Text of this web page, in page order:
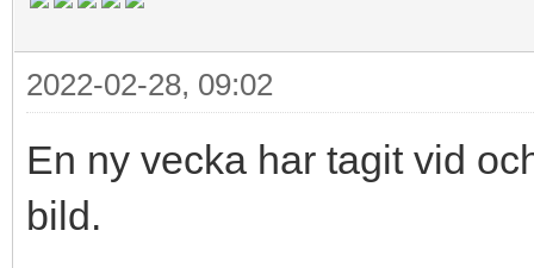
2022-02-28, 09:02
En ny vecka har tagit vid
bild.